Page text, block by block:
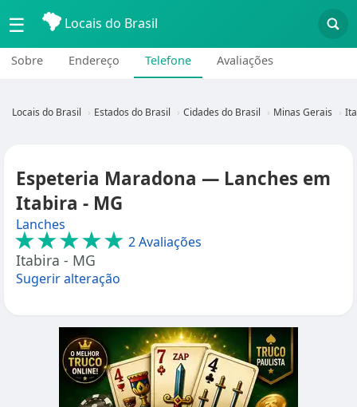
☰ Locais do Brasil
Sobre Endereço Telefone Avaliações
Locais do Brasil Estados do Brasil Cidades do Brasil Minas Gerais
Espeteria Maradona — Lanches em
Itabira - MG
Lanches
★★★★★ 2 Avaliações
Itabira - MG
Sugerir alteração